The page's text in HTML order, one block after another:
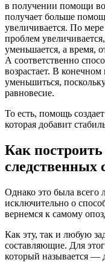
в получении помощи
получает больше
увеличивается. По
проблем
уменьшается, а время,
А соответственно
возрастает. В
уменьшиться,
равновесие.
То есть, помощь
которая добавит
Как
следственных
Однако это была всего
исключительно о
вернемся к самому
Как эту, так и любую
составляющие. Для
который называется —